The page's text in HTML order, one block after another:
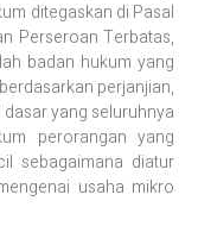
ditegaskan di Pasal
Perseroan Terbatas,
badan hukum yang
perjanjian,
yang seluruhnya
perorangan yang
sebagaimana diatur
usaha mikro